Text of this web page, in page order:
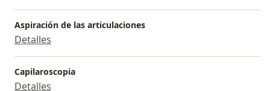
Aspiración de las articulaciones
Detalles
Capilaroscopia
Detalles